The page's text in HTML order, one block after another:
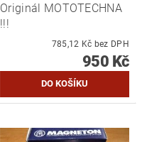
Originál MOTOTECHNA
!!!
785,12 Kč bez DPH
950 Kč